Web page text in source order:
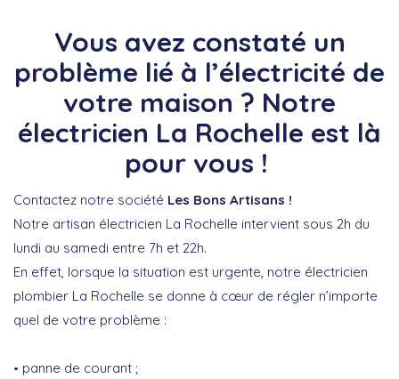
Vous avez constaté un
problème lié à l’électricité de
votre maison ? Notre
électricien La Rochelle est là
pour vous !
Contactez notre société Les Bons Artisans !
Notre artisan électricien La Rochelle intervient sous 2h du
lundi au samedi entre 7h et 22h.
En effet, lorsque la situation est urgente, notre électricien
plombier La Rochelle se donne à cœur de régler n’importe
quel de votre problème :
panne de courant ;